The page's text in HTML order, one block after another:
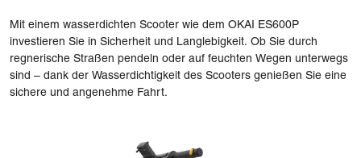
Mit einem wasserdichten Scooter wie dem OKAI ES600P
investieren Sie in Sicherheit und Langlebigkeit. Ob Sie durch
regnerische Straßen pendeln oder auf feuchten Wegen unterwegs
sind – dank der Wasserdichtigkeit des Scooters genießen Sie eine
sichere und angenehme Fahrt.